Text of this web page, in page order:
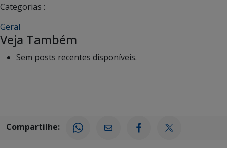
Categorias :
Geral
Veja Também
Sem posts recentes disponíveis.
Compartilhe: